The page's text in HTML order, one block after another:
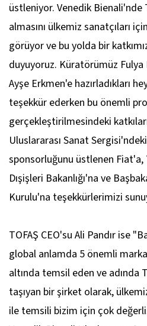
üstleniyor. Venedik Bienali'nde
almasını ülkemiz sanatçıları
görüyor ve bu yolda bir
duyuyoruz. Küratörümüz Fulya
Ayşe Erkmen'e hazırladıkları
teşekkür ederken bu önemli
gerçekleştirilmesindeki
Uluslararası Sanat
sponsorluğunu üstlenen
Dışişleri Bakanlığı'na ve
Kurulu'na teşekkürlerimizi
TOFAŞ CEO'su Ali Pandır ise
global anlamda 5 önemli
altında temsil eden ve adında
taşıyan bir şirket olarak,
ile temsili bizim için çok